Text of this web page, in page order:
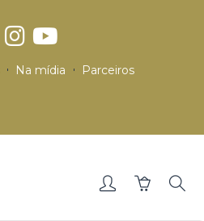
Na mídia Parceiros